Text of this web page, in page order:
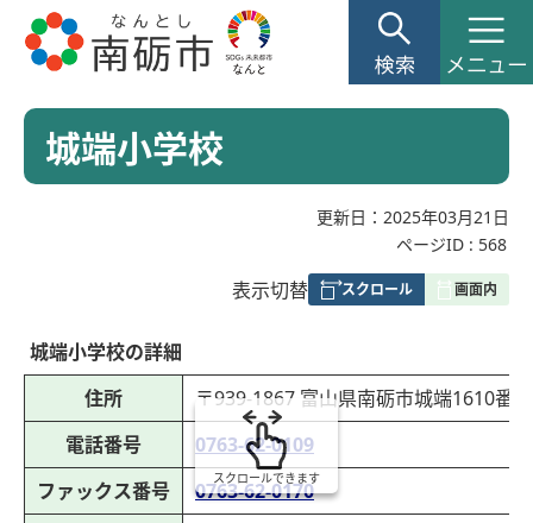
城端小学校
更新日：2025年03月21日
ページID : 568
表
の
表示切替
城端小学校の詳細
住所
〒939-1867 富山県南砺市城端1610番地
電話番号
0763-62-0109
ファックス番号
0763-62-0170
スクロールできます